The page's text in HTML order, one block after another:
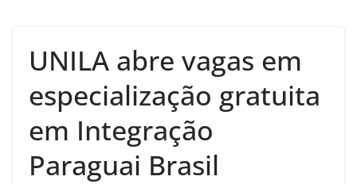
UNILA abre vagas em
especialização gratuita
em Integração
Paraguai Brasil